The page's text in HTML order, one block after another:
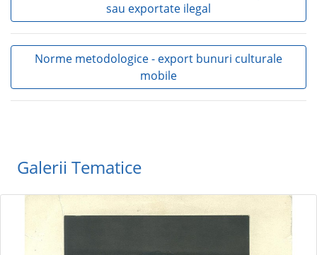
sau exportate ilegal
Norme metodologice - export bunuri culturale
mobile
Galerii Tematice